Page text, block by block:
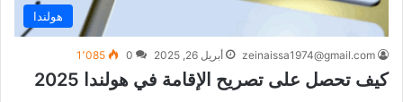
هولندا
zeinaissa1974@gmail.com أبريل 26, 2025 0 1٬085
كيف تحصل على تصريح الإقامة في هولندا 2025